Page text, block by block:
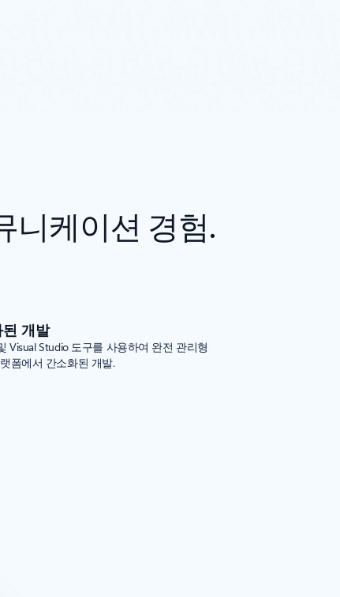
니케이션 경험.
개발
Visual Studio 도구를 사용하여 완전 관리형
폼에서 간소화된 개발.